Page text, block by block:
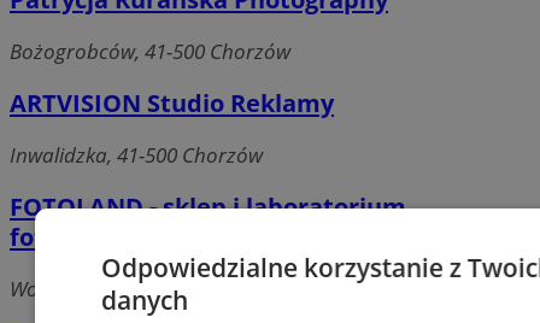
Bożogrobców, 41-500 Chorzów
ARTVISION Studio Reklamy
Inwalidzka, 41-500 Chorzów
FOTOLAND - sklep i laboratorium
fotograficzne
Wolności, 41-500 Chorzów
Odpowiedzialne korzystanie z
danych